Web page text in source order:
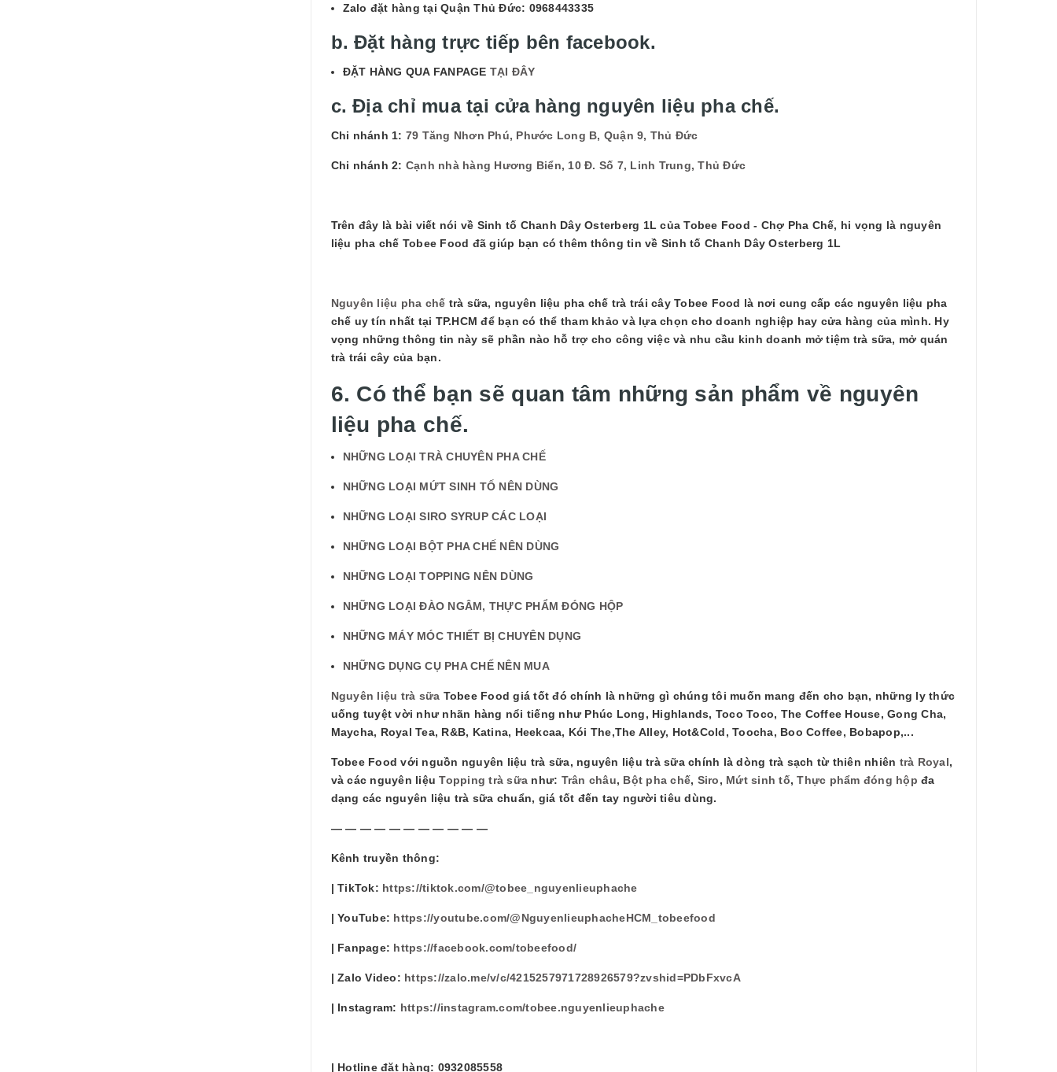
Zalo đặt hàng tại Quận Thủ Đức: 0968443335
b. Đặt hàng trực tiếp bên facebook.
ĐẶT HÀNG QUA FANPAGE TẠI ĐÂY
c. Địa chỉ mua tại cửa hàng nguyên liệu pha chế.
Chi nhánh 1: 79 Tăng Nhơn Phú, Phước Long B, Quận 9, Thủ Đức
Chi nhánh 2: Cạnh nhà hàng Hương Biển, 10 Đ. Số 7, Linh Trung, Thủ Đức
Trên đây là bài viết nói về Sinh tố Chanh Dây Osterberg 1L của Tobee Food - Chợ Pha Chế, hi vọng là nguyên
liệu pha chế Tobee Food đã giúp bạn có thêm thông tin về Sinh tố Chanh Dây Osterberg 1L
Nguyên liệu pha chế trà sữa, nguyên liệu pha chế trà trái cây Tobee Food là nơi cung cấp các nguyên liệu pha
chế uy tín nhất tại TP.HCM để bạn có thể tham khảo và lựa chọn cho doanh nghiệp hay cửa hàng của mình. Hy
vọng những thông tin này sẽ phần nào hỗ trợ cho công việc và nhu cầu kinh doanh mở tiệm trà sữa, mở quán
trà trái cây của bạn.
6. Có thể bạn sẽ quan tâm những sản phẩm về nguyên
liệu pha chế.
NHỮNG LOẠI TRÀ CHUYÊN PHA CHẾ
NHỮNG LOẠI MỨT SINH TỐ NÊN DÙNG
NHỮNG LOẠI SIRO SYRUP CÁC LOẠI
NHỮNG LOẠI BỘT PHA CHẾ NÊN DÙNG
NHỮNG LOẠI TOPPING NÊN DÙNG
NHỮNG LOẠI ĐÀO NGÂM, THỰC PHẨM ĐÓNG HỘP
NHỮNG MÁY MÓC THIẾT BỊ CHUYÊN DỤNG
NHỮNG DỤNG CỤ PHA CHẾ NÊN MUA
Nguyên liệu trà sữa Tobee Food giá tốt đó chính là những gì chúng tôi muốn mang đến cho bạn, những ly thức
uống tuyệt vời như nhãn hàng nổi tiếng như Phúc Long, Highlands, Toco Toco, The Coffee House, Gong Cha,
Maycha, Royal Tea, R&B, Katina, Heekcaa, Kói The,The Alley, Hot&Cold, Toocha, Boo Coffee, Bobapop,...
Tobee Food với nguồn nguyên liệu trà sữa, nguyên liệu trà sữa chính là dòng trà sạch từ thiên nhiên trà Royal,
và các nguyên liệuTopping trà sữa như: Trân châu, Bột pha chế, Siro, Mứt sinh tố,Thực phẩm đóng hộp đa
dạng các nguyên liệu trà sữa chuẩn, giá tốt đến tay người tiêu dùng.
— — — — — — — — — — —
Kênh truyền thông:
| TikTok: https://tiktok.com/@tobee_nguyenlieuphache
| YouTube: https://youtube.com/@NguyenlieuphacheHCM_tobeefood
| Fanpage: https://facebook.com/tobeefood/
| Zalo Video: https://zalo.me/v/c/4215257971728926579?zvshid=PDbFxvcA
| Instagram: https://instagram.com/tobee.nguyenlieuphache
| Hotline đặt hàng: 0932085558